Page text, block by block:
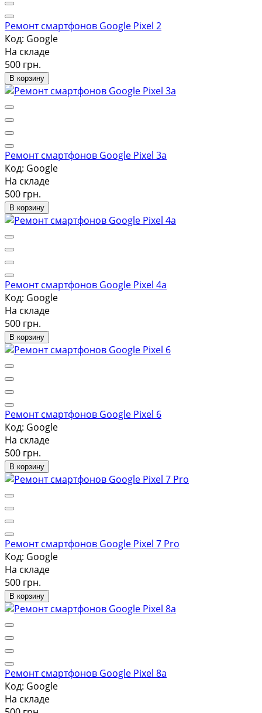
Ремонт смартфонов Google Pixel 2
Код: Google
На складе
500 грн.
В корзину
Ремонт смартфонов Google Pixel 3a
Код: Google
На складе
500 грн.
В корзину
Ремонт смартфонов Google Pixel 4a
Код: Google
На складе
500 грн.
В корзину
Ремонт смартфонов Google Pixel 6
Код: Google
На складе
500 грн.
В корзину
Ремонт смартфонов Google Pixel 7 Pro
Код: Google
На складе
500 грн.
В корзину
Ремонт смартфонов Google Pixel 8a
Код: Google
На складе